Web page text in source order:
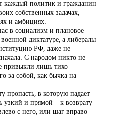
каждый политик и гражданин
собственных задачах,
и амбициях.
в социализм и плановое
диктатуре, а либералы
РФ, даже не
С народом никто не
привыкли лишь тихо
за собой, как бычка на
пропасть, в которую падает
узкий и прямой – к возврату
с него, или шаг вправо –